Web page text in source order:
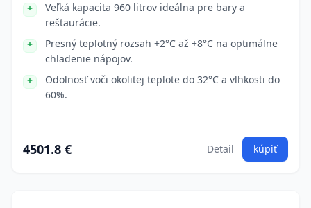
Veľká kapacita 960 litrov ideálna pre bary a
reštaurácie.
Presný teplotný rozsah +2°C až +8°C na optimálne
chladenie nápojov.
Odolnosť voči okolitej teplote do 32°C a vlhkosti do
60%.
4501.8 € Detail kúpiť